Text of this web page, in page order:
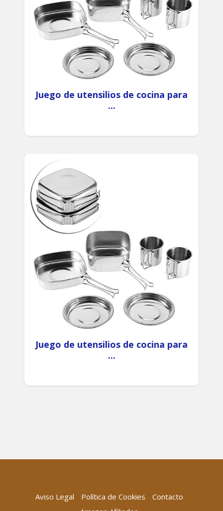
Juego de utensilios de cocina para
...
Juego de utensilios de cocina para
...
Aviso Legal Política de Cookies
Contacto